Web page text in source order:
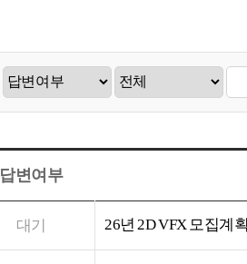
답변여부
대기 26년 2D VFX 모집계